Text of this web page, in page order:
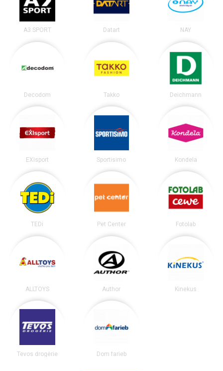
A3 SPORT Datart NAY
Decodom Takko Deichmann
EXIsport Sportisimo Kondela
TEDi Pet Center Fotolab
ALLTOYS Author Kinekus
Tevos drogérie Dom farieb